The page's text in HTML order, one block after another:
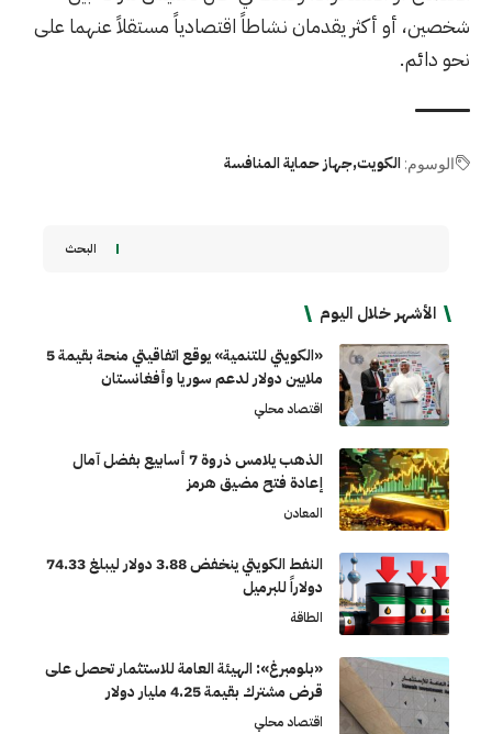
شخصين، أو أكثر يقدمان نشاطاً اقتصادياً مستقلاً عنهما على
نحو دائم.
الوسوم: الكويتجهاز حماية المنافسة
البحث
الأشهر خلال اليوم
«الكويتي للتنمية» يوقع اتفاقيتي منحة بقيمة 5
ملايين دولار لدعم سوريا وأفغانستان
اقتصاد محلي
الذهب يلامس ذروة 7 أسابيع بفضل آمال
إعادة فتح مضيق هرمز
المعادن
النفط الكويتي ينخفض 3.88 دولار ليبلغ 74.33
دولاراً للبرميل
الطاقة
«بلومبرغ»: الهيئة العامة للاستثمار تحصل على
قرض مشترك بقيمة 4.25 مليار دولار
اقتصاد محلي